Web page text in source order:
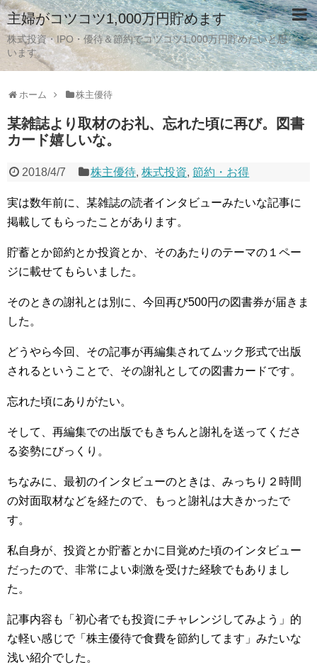
主婦がコツコツ1,000万円貯めます
株式投資・IPO・優待＆節約でコツコツ1,000万円貯めたいと思
います。
ホーム 株主優待
某雑誌より取材のお礼、忘れた頃に再び。図書
カード嬉しいな。
2018/4/7 株主優待,株式投資,節約・お得
実は数年前に、某雑誌の読者インタビューみたいな記事に
掲載してもらったことがあります。
貯蓄とか節約とか投資とか、そのあたりのテーマの１ペー
ジに載せてもらいました。
そのときの謝礼とは別に、今回再び500円の図書券が届きま
した。
どうやら今回、その記事が再編集されてムック形式で出版
されるということで、その謝礼としての図書カードです。
忘れた頃にありがたい。
そして、再編集での出版でもきちんと謝礼を送ってくださ
る姿勢にびっくり。
ちなみに、最初のインタビューのときは、みっちり２時間
の対面取材などを経たので、もっと謝礼は大きかったで
す。
私自身が、投資とか貯蓄とかに目覚めた頃のインタビュー
だったので、非常によい刺激を受けた経験でもありまし
た。
記事内容も「初心者でも投資にチャレンジしてみよう」的
な軽い感じで「株主優待で食費を節約してます」みたいな
浅い紹介でした。